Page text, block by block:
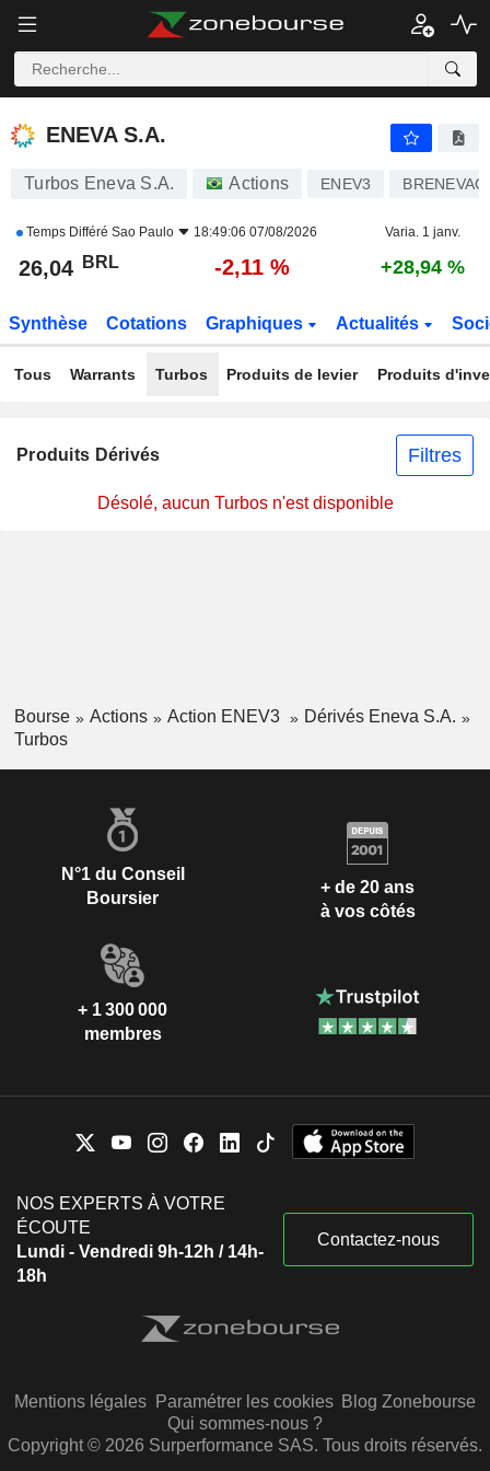
ENEVA S.A.
ENEVA S.A.
Turbos Eneva S.A. Actions ENEV3
Temps Différé Sao Paulo 18:49:06 07/08/2026 Varia. 1 janv.
26,04 BRL -2,11 % +28,94 %
Synthèse Cotations Graphiques Actualités
Tous Warrants Turbos Produits de levier Produits
Produits Dérivés Filtres
Désolé, aucun Turbos n'est disponible
Bourse Actions Action ENEV3
Dérivés Eneva S.A.
Turbos
N°1 du Conseil
Boursier
+ de 20 ans
à vos côtés
+ 1 300 000
membres
NOS EXPERTS À VOTRE
ÉCOUTE
Lundi - Vendredi 9h-12h / 14h-
18h
Contactez-nous
Mentions légales Paramétrer les cookies Blog Zonebourse
Qui sommes-nous ?
Copyright © 2026 Surperformance SAS. Tous droits réservés.